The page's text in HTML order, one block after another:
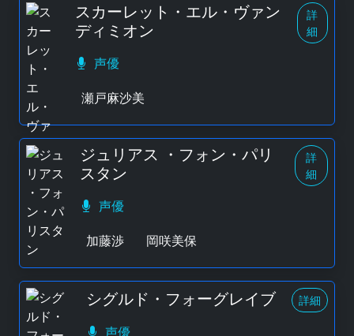
スカーレット・エル・ヴァン
ディミオン
詳
細
声優
瀬戸麻沙美
ジュリアス ・フォン・パリ
スタン
詳
細
声優
加藤渉
岡咲美保
シグルド・フォーグレイブ 詳細
声優